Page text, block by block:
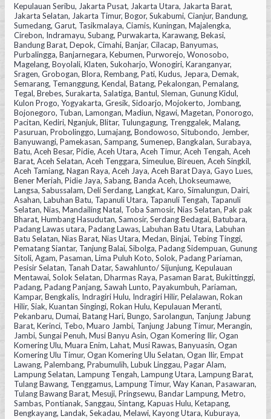
Kepulauan Seribu, Jakarta Pusat, Jakarta Utara, Jakarta Barat,
Jakarta Selatan, Jakarta Timur, Bogor, Sukabumi, Cianjur, Bandung,
Sumedang, Garut, Tasikmalaya, Ciamis, Kuningan, Majalengka,
Cirebon, Indramayu, Subang, Purwakarta, Karawang, Bekasi,
Bandung Barat, Depok, Cimahi, Banjar, Cilacap, Banyumas,
Purbalingga, Banjarnegara, Kebumen, Purworejo, Wonosobo,
Magelang, Boyolali, Klaten, Sukoharjo, Wonogiri, Karanganyar,
Sragen, Grobogan, Blora, Rembang, Pati, Kudus, Jepara, Demak,
Semarang, Temanggung, Kendal, Batang, Pekalongan, Pemalang,
Tegal, Brebes, Surakarta, Salatiga, Bantul, Sleman, Gunung Kidul,
Kulon Progo, Yogyakarta, Gresik, Sidoarjo, Mojokerto, Jombang,
Bojonegoro, Tuban, Lamongan, Madiun, Ngawi, Magetan, Ponorogo,
Pacitan, Kediri, Nganjuk, Blitar, Tulungagung, Trenggalek, Malang,
Pasuruan, Probolinggo, Lumajang, Bondowoso, Situbondo, Jember,
Banyuwangi, Pamekasan, Sampang, Sumenep, Bangkalan, Surabaya,
Batu, Aceh Besar, Pidie, Aceh Utara, Aceh Timur, Aceh Tengah, Aceh
Barat, Aceh Selatan, Aceh Tenggara, Simeulue, Bireuen, Aceh Singkil,
Aceh Tamiang, Nagan Raya, Aceh Jaya, Aceh Barat Daya, Gayo Lues,
Bener Meriah, Pidie Jaya, Sabang, Banda Aceh, Lhokseumawe,
Langsa, Sabussalam, Deli Serdang, Langkat, Karo, Simalungun, Dairi,
Asahan, Labuhan Batu, Tapanuli Utara, Tapanuli Tengah, Tapanuli
Selatan, Nias, Mandailing Natal, Toba Samosir, Nias Selatan, Pak pak
Bharat, Humbang Hasudutan, Samosir, Serdang Bedagai, Batubara,
Padang Lawas utara, Padang Lawas, Labuhan Batu Utara, Labuhan
Batu Selatan, Nias Barat, Nias Utara, Medan, Binjai, Tebing Tinggi,
Pematang Siantar, Tanjung Balai, Sibolga, Padang Sidempuan, Gunung
Sitoli, Agam, Pasaman, Lima Puluh Koto, Solok, Padang Pariaman,
Pesisir Selatan, Tanah Datar, Sawahlunto/ Sijunjung, Kepulauan
Mentawai, Solok Selatan, Dharmas Raya, Pasaman Barat, Bukittinggi,
Padang, Padang Panjang, Sawah Lunto, Payakumbuh, Pariaman,
Kampar, Bengkalis, Indragiri Hulu, Indragiri Hilir, Pelalawan, Rokan
Hilir, Siak, Kuantan Singingi, Rokan Hulu, Kepulauan Meranti,
Pekanbaru, Dumai, Batang Hari, Bungo, Sarolangun, Tanjung Jabung
Barat, Kerinci, Tebo, Muaro Jambi, Tanjung Jabung Timur, Merangin,
Jambi, Sungai Penuh, Musi Banyu Asin, Ogan Komering Ilir, Ogan
Komering Ulu, Muara Enim, Lahat, Musi Rawas, Banyuasin, Ogan
Komering Ulu Timur, Ogan Komering Ulu Selatan, Ogan Ilir, Empat
Lawang, Palembang, Prabumulih, Lubuk Linggau, Pagar Alam,
Lampung Selatan, Lampung Tengah, Lampung Utara, Lampung Barat,
Tulang Bawang, Tenggamus, Lampung Timur, Way Kanan, Pasawaran,
Tulang Bawang Barat, Mesuji, Pringsewu, Bandar Lampung, Metro,
Sambas, Pontianak, Sanggau, Sintang, Kapuas Hulu, Ketapang,
Bengkayang, Landak, Sekadau, Melawi, Kayong Utara, Kuburaya,